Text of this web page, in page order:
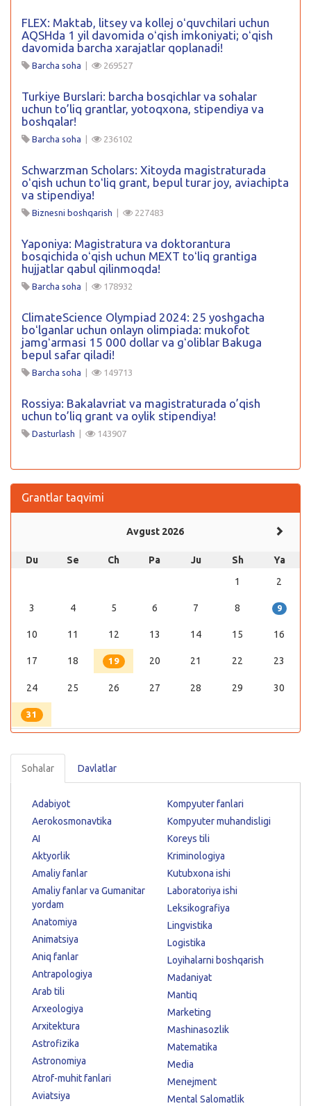
FLEX: Maktab, litsey va kollej oʻquvchilari uchun
AQSHda 1 yil davomida oʻqish imkoniyati; oʻqish
davomida barcha xarajatlar qoplanadi!
Barcha soha | 269527
Turkiye Burslari: barcha bosqichlar va sohalar
uchun to’liq grantlar, yotoqxona, stipendiya va
boshqalar!
Barcha soha | 236102
Schwarzman Scholars: Xitoyda magistraturada
oʻqish uchun toʻliq grant, bepul turar joy, aviachipta
va stipendiya!
Biznesni boshqarish | 227483
Yaponiya: Magistratura va doktorantura
bosqichida oʻqish uchun MEXT toʻliq grantiga
hujjatlar qabul qilinmoqda!
Barcha soha | 178932
ClimateScience Olympiad 2024: 25 yoshgacha
boʻlganlar uchun onlayn olimpiada: mukofot
jamgʻarmasi 15 000 dollar va gʻoliblar Bakuga
bepul safar qiladi!
Barcha soha | 149713
Rossiya: Bakalavriat va magistraturada o’qish
uchun to’liq grant va oylik stipendiya!
Dasturlash | 143907
Grantlar taqvimi
Avgust 2026
Du Se Ch Pa Ju Sh
Ya
1
2
3 4 5 6 7 8 9
10 11 12 13 14 15 16
17 18 19 20 21 22 23
24 25 26 27 28 29 30
31
Sohalar Davlatlar
Adabiyot
Aerokosmonavtika
AI
Aktyorlik
Amaliy fanlar
Amaliy fanlar va Gumanitar
yordam
Anatomiya
Animatsiya
Aniq fanlar
Antrapologiya
Arab tili
Arxeologiya
Arxitektura
Astrofizika
Astronomiya
Atrof-muhit fanlari
Aviatsiya
Kompyuter fanlari
Kompyuter muhandisligi
Koreys tili
Kriminologiya
Kutubxona ishi
Laboratoriya ishi
Leksikografiya
Lingvistika
Logistika
Loyihalarni boshqarish
Madaniyat
Mantiq
Marketing
Mashinasozlik
Matematika
Media
Menejment
Mental Salomatlik